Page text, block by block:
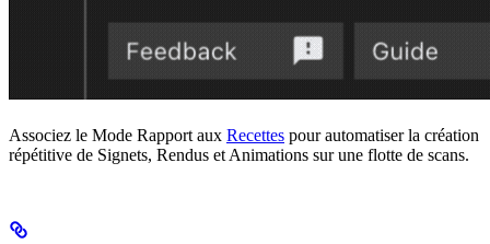
Associez le Mode Rapport aux Recettes pour automatiser la création
répétitive de Signets, Rendus et Animations sur une flotte de scans.